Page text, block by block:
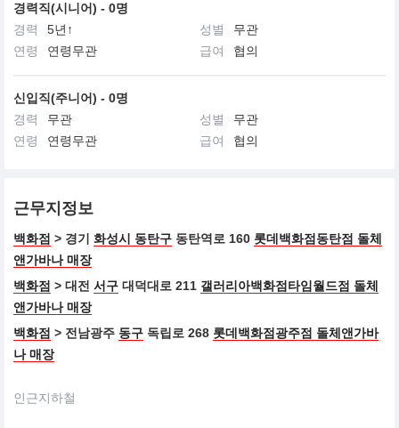
경력직(시니어) - 0명
경력
5년↑ 성별
무관
연령
연령무관 급여 협의
신입직(주니어) - 0명
경력
무관 성별
무관
연령
연령무관 급여 협의
근무지정보
백화점 > 경기 화성시 동탄구 동탄역로 160 롯데백화점동탄점 돌체
앤가바나 매장
백화점 > 대전 서구 대덕대로 211 갤러리아백화점타임월드점 돌체
앤가바나 매장
백화점 > 전남광주 동구 독립로 268 롯데백화점광주점 돌체앤가바
나 매장
인근지하철